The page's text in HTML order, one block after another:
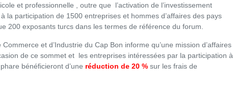
et professionnelle , outre que l’activation de l’investissement
la participation de 1500 entreprises et hommes d’affaires des pays
200 exposants turcs dans les termes de référence du forum.
et d’Industrie du Cap Bon informe qu’une mission d’affaires
de ce sommet et les entreprises intéressées par la participation à
bénéficieront d’une réduction de 20 % sur les frais de